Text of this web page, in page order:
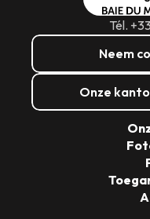
Tél.
Neem
Onze